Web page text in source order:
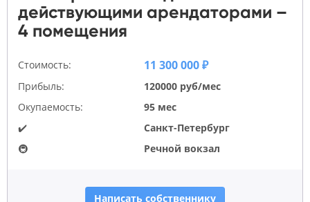
действующими арендаторами –
4 помещения
Стоимость: 11 300 000 ₽
Прибыль:
120000 руб/мес
Окупаемость:
95 мес
✔️
Санкт-Петербург
🚇
Речной вокзал
Написать собственнику